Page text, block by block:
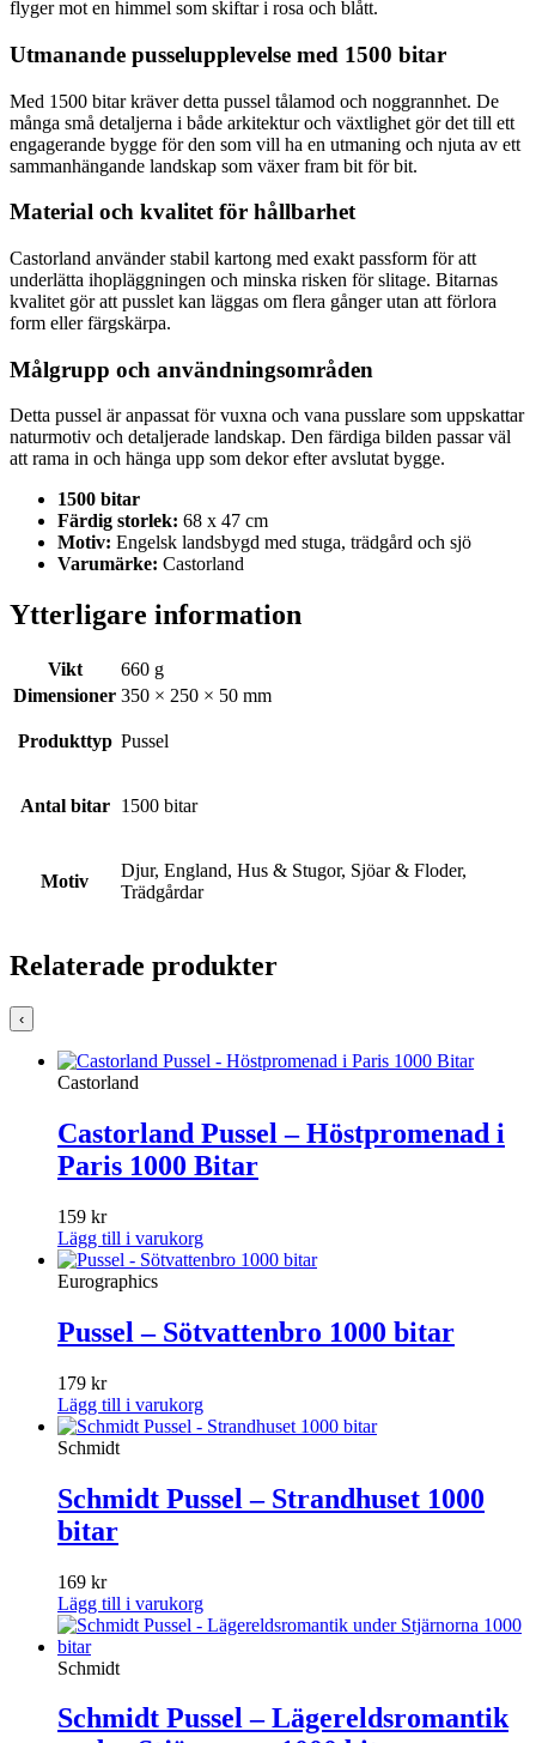
flyger mot en himmel som skiftar i rosa och blått.
Utmanande pusselupplevelse med 1500 bitar
Med 1500 bitar kräver detta pussel tålamod och noggrannhet. De
många små detaljerna i både arkitektur och växtlighet gör det till ett
engagerande bygge för den som vill ha en utmaning och njuta av ett
sammanhängande landskap som växer fram bit för bit.
Material och kvalitet för hållbarhet
Castorland använder stabil kartong med exakt passform för att
underlätta ihopläggningen och minska risken för slitage. Bitarnas
kvalitet gör att pusslet kan läggas om flera gånger utan att förlora
form eller färgskärpa.
Målgrupp och användningsområden
Detta pussel är anpassat för vuxna och vana pusslare som uppskattar
naturmotiv och detaljerade landskap. Den färdiga bilden passar väl
att rama in och hänga upp som dekor efter avslutat bygge.
1500 bitar
Färdig storlek: 68 x 47 cm
Motiv: Engelsk landsbygd med stuga, trädgård och sjö
Varumärke: Castorland
Ytterligare information
Vikt
660 g
Dimensioner 350 × 250 × 50 mm
Produkttyp Pussel
Antal bitar 1500 bitar
Motiv
Djur, England, Hus & Stugor, Sjöar & Floder,
Trädgårdar
Relaterade produkter
‹
Castorland
Castorland Pussel – Höstpromenad i
Paris 1000 Bitar
159 kr
Lägg till i varukorg
Eurographics
Pussel – Sötvattenbro 1000 bitar
179 kr
Lägg till i varukorg
Schmidt
Schmidt Pussel – Strandhuset 1000
bitar
169 kr
Lägg till i varukorg
Schmidt
Schmidt Pussel – Lägereldsromantik